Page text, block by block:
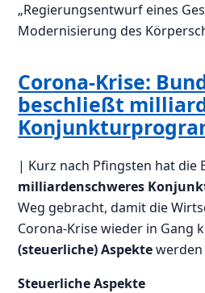
„Regierungsentwurf eines
Modernisierung des
Corona-Krise:
beschließt
| Kurz nach Pfingsten hat
milliardenschweres
Weg gebracht, damit die
Corona-Krise wieder in Gang
(steuerliche) Aspekte
Steuerliche Aspekte